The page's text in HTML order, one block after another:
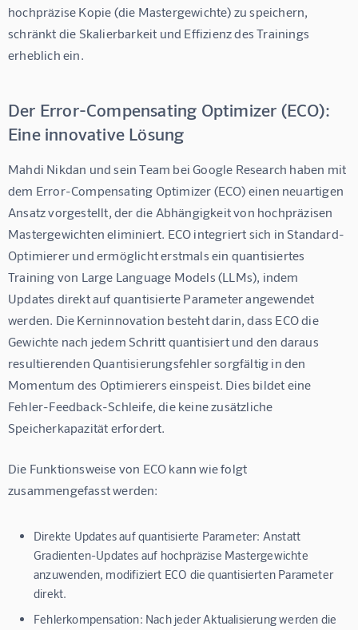
hochpräzise Kopie (die Mastergewichte) zu speichern,
schränkt die Skalierbarkeit und Effizienz des Trainings
erheblich ein.
Der Error-Compensating Optimizer (ECO):
Eine innovative Lösung
Mahdi Nikdan und sein Team bei Google Research haben mit
dem Error-Compensating Optimizer (ECO) einen neuartigen
Ansatz vorgestellt, der die Abhängigkeit von hochpräzisen
Mastergewichten eliminiert. ECO integriert sich in Standard-
Optimierer und ermöglicht erstmals ein quantisiertes
Training von Large Language Models (LLMs), indem
Updates direkt auf quantisierte Parameter angewendet
werden. Die Kerninnovation besteht darin, dass ECO die
Gewichte nach jedem Schritt quantisiert und den daraus
resultierenden Quantisierungsfehler sorgfältig in den
Momentum des Optimierers einspeist. Dies bildet eine
Fehler-Feedback-Schleife, die keine zusätzliche
Speicherkapazität erfordert.
Die Funktionsweise von ECO kann wie folgt
zusammengefasst werden:
Direkte Updates auf quantisierte Parameter: Anstatt
Gradienten-Updates auf hochpräzise Mastergewichte
anzuwenden, modifiziert ECO die quantisierten Parameter
direkt.
Fehlerkompensation: Nach jeder Aktualisierung werden die